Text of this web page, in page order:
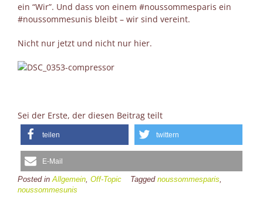
ein “Wir”. Und dass von einem #noussommesparis ein
#noussommesunis bleibt – wir sind vereint.
Nicht nur jetzt und nicht nur hier.
Sei der Erste, der diesen Beitrag teilt
teilen twittern
E-Mail
Posted inAllgemein, Off-Topic Tagged noussommesparis,
noussommesunis